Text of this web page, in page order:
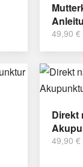
49,90 €
Direkt
49,90 €